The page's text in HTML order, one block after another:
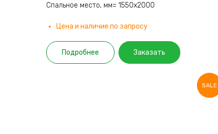
Спальное место, мм= 1550х2000
Цена и наличие по запросу
Подробнее Заказать
SALE